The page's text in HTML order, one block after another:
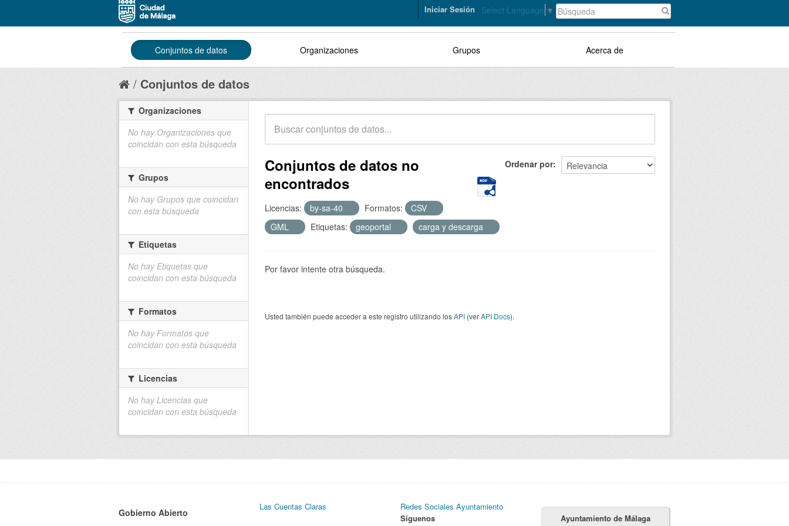
Select Language ▼
Iniciar Sesión
Conjuntos de datos Organizaciones Grupos Acerca de
Conjuntos de datos
Ordenar por
Conjuntos de datos no
encontrados
Licencias: by-sa-40 Formatos:
CSV
GML
Etiquetas: geoportal carga y descarga
Por favor intente otra búsqueda.
Usted también puede acceder a este registro utilizando losAPI (verAPI Docs).
Organizaciones
No hay Organizaciones que
coincidan con esta búsqueda
Grupos
No hay Grupos que coincidan
con esta búsqueda
Etiquetas
No hay Etiquetas que
coincidan con esta búsqueda
Formatos
No hay Formatos que
coincidan con esta búsqueda
Licencias
No hay Licencias que
coincidan con esta búsqueda
Gobierno Abierto
Las Cuentas Claras
Redes Sociales Ayuntamiento
Síguenos
Ayuntamiento de Málaga